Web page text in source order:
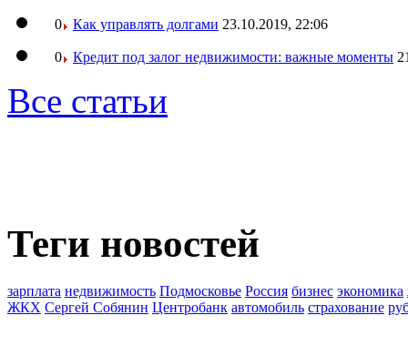
0 Как управлять долгами 23.10.2019, 22:06
0 Кредит под залог недвижимости: важные моменты
Все статьи
Теги новостей
зарплата недвижимость Подмосковье Россия бизнес экономика
ЖКХ Сергей Собянин Центробанк автомобиль страхование